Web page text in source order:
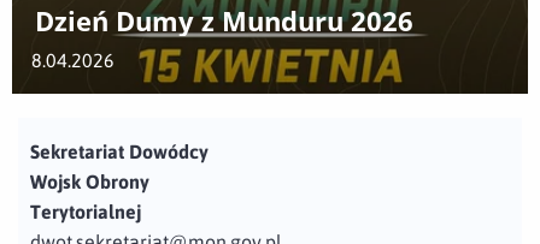
Dzień Dumy z Munduru 2026
8.04.2026
Sekretariat Dowódcy
Wojsk Obrony
Terytorialnej